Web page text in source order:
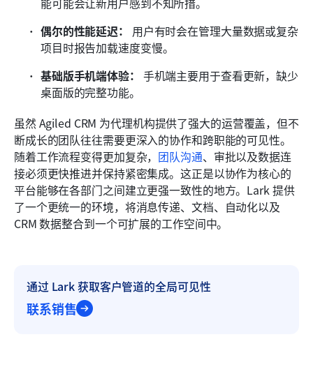
偶尔的性能延迟：
用户有时会在管理大量数据或复杂
项目时报告加载速度变慢。
基础版手机端体验： 手机端主要用于查看更新，缺少
桌面版的完整功能。
虽然 Agiled CRM 为代理机构提供了强大的运营覆盖，但不
断成长的团队往往需要更深入的协作和跨职能的可见性。
随着工作流程变得更加复杂， 团队沟通、审批以及数据连
接必须更快推进并保持紧密集成。这正是以协作为核心的
平台能够在各部门之间建立更强一致性的地方。Lark 提供
了一个更统一的环境，将消息传递、文档、自动化以及
CRM 数据整合到一个可扩展的工作空间中。
通过 Lark 获取客户管道的全局可见性
联系销售